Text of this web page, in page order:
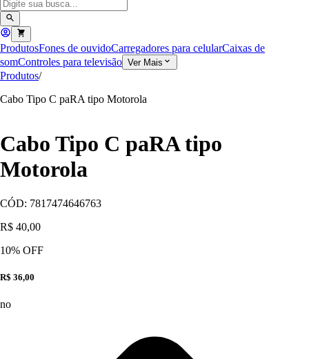
ProdutosFones de ouvidoCarregadores para celularCaixas de
somControles para televisão Ver Mais
Produtos/
Cabo Tipo C paRA tipo Motorola
Cabo Tipo C paRA tipo
Motorola
CÓD: 7817474646763
R$ 40,00
10% OFF
R$ 36,00
no